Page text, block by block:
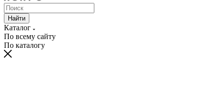
Найти
Каталог
По всему сайту
По каталогу